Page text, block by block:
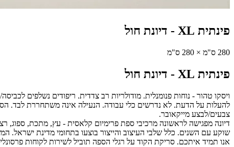
פינתית XL - דיונת חול
280 ס"מ × 280 ס"מ
פינתית XL - דיונת חול
ויסקו טהור - נוחות פנומנלית. מודולריות רב צדדית. ריפודים נשלפים
להעלות על הדעת. לא נדרשים כלי עבודה. הנעילה אינה משתחררת לבד.
צבעים/לבצע מייקאובר.
דיונה מפגישה לראשונה מרכיבי ספת פרימיום קלאסית - עץ, מתכת, ספוג,
שוקע עם השנים. כלל שלבי העיצוב והייצור בוצעו בתחומי מדינת ישראל. המשלוחים במחיר אחיד - 290 ש"ח ללא
אנו תמיד איתכם. סריקת הקוד על רגלי הספה תוביל לשירות לקוחות